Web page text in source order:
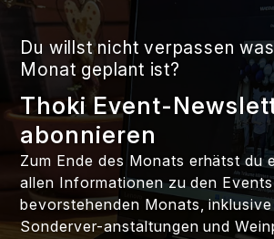
Du willst nicht verpassen
Monat geplant ist?
Thoki Event-
abonnieren
Zum Ende des Monats erhätst du
allen Informationen zu den
bevorstehenden Monats,
Sonderver-anstaltungen und